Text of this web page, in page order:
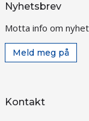
Nyhetsbrev
Motta info om
Meld meg på
Kontakt